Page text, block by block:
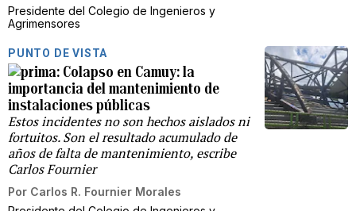
Presidente del Colegio de Ingenieros y
Agrimensores
PUNTO DE VISTA
Colapso en Camuy: la
importancia del mantenimiento de
instalaciones públicas
Estos incidentes no son hechos aislados ni
fortuitos. Son el resultado acumulado de
años de falta de mantenimiento, escribe
Carlos Fournier
Por Carlos R. Fournier Morales